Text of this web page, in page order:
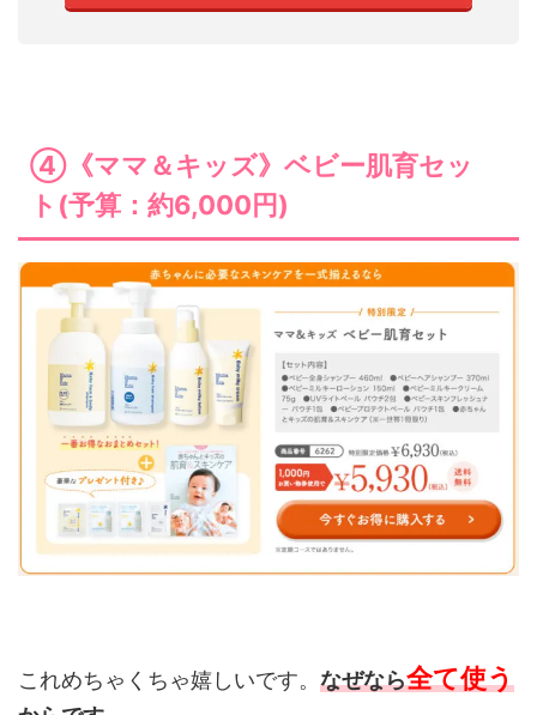
④《ママ＆キッズ》ベビー肌育セッ
ト(予算：約6,000円)
これめちゃくちゃ嬉しいです。 なぜなら全て使う